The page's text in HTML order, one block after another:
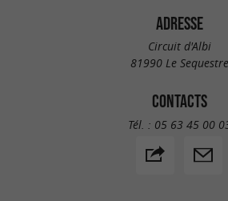
ADRESSE
Circuit d'Albi
81990 Le Sequestre
CONTACTS
Tél. : 05 63 45 00